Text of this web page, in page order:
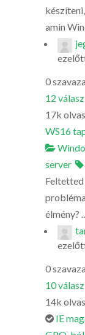
amin
0
12 válasz
17k
WS16
server
élmény?
0
10válasz
14k
IE